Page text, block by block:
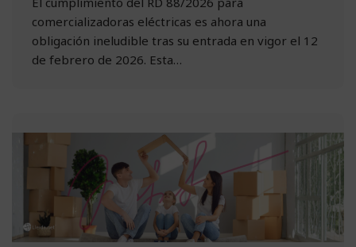
comercializadoras eléctricas es ahora una
obligación ineludible tras su entrada en vigor el 12
de febrero de 2026. Esta…